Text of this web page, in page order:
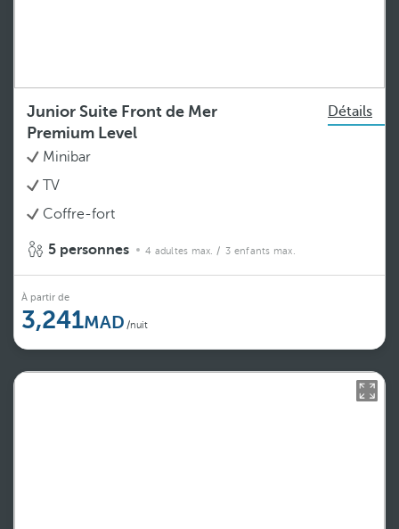
Junior Suite Front de Mer
Premium Level
Détails
Minibar
TV
Coffre-fort
5 personnes 4 adultes max. / 3 enfants max.
À partir de
3,241 /nuit